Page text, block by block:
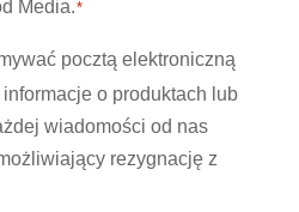
Media.*
pocztą elektroniczną
o produktach lub
wiadomości od nas
rezygnację z